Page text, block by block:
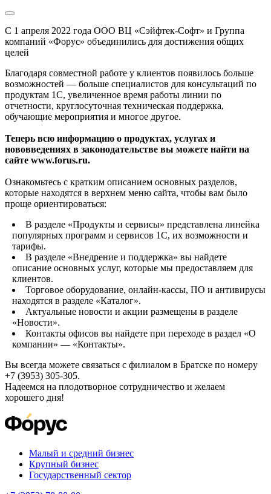
С 1 апреля 2022 года ООО ВЦ «Сэйфтек-Софт» и Группа
компаний «Форус» объединились для достижения общих
целей
Благодаря совместной работе у клиентов появилось больше
возможностей — больше специалистов для консультаций по
продуктам 1С, увеличенное время работы линии по
отчетности, круглосуточная техническая поддержка,
обучающие мероприятия и многое другое.
Теперь всю информацию о продуктах, услугах и
нововведениях в законодательстве вы можете найти на
сайте www.forus.ru.
Ознакомьтесь с кратким описанием основных разделов,
которые находятся в верхнем меню сайта, чтобы вам было
проще ориентироваться:
В разделе «Продукты и сервисы» представлена линейка
популярных программ и сервисов 1С, их возможности и
тарифы.
В разделе «Внедрение и поддержка» вы найдете
описание основных услуг, которые мы предоставляем для
клиентов.
Торговое оборудование, онлайн-кассы, ПО и антивирусы
находятся в разделе «Каталог».
Актуальные новости и акции размещены в разделе
«Новости».
Контакты офисов вы найдете при переходе в раздел «О
компании» — «Контакты».
Вы всегда можете связаться с филиалом в Братске по номеру
+7 (3953) 305-305.
Надеемся на плодотворное сотрудничество и желаем
хорошего дня!
Малый и средний бизнес
Крупный бизнес
Государственный сектор